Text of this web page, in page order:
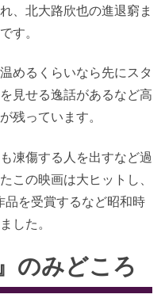
、北大路欣也の進退窮ま
す。
めるくらいなら先にスタ
見せる逸話があるなど高
残っています。
凍傷する人を出すなど過
この映画は大ヒットし、
品を受賞するなど昭和時
した。
のみどころ